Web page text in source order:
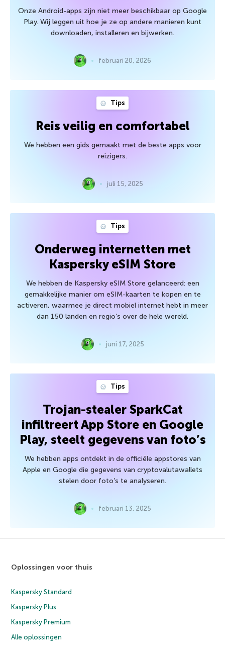
Onze Android-apps zijn niet meer beschikbaar op Google
Play. Wij leggen uit hoe je ze op andere manieren kunt
downloaden, installeren en bijwerken.
februari 20, 2026
Tips
Reis veilig en comfortabel
We hebben een gids gemaakt met de beste apps voor
reizigers.
juli 15, 2025
Tips
Onderweg internetten met
Kaspersky eSIM Store
We hebben de Kaspersky eSIM Store gelanceerd: een
gemakkelijke manier om eSIM-kaarten te kopen en te
activeren, waarmee je direct mobiel internet hebt in meer
dan 150 landen en regio’s over de hele wereld.
juni 17, 2025
Tips
Trojan-stealer SparkCat
infiltreert App Store en Google
Play, steelt gegevens van foto’s
We hebben apps ontdekt in de officiële appstores van
Apple en Google die gegevens van cryptovalutawallets
stelen door foto’s te analyseren.
februari 13, 2025
Oplossingen voor thuis
Kaspersky Standard
Kaspersky Plus
Kaspersky Premium
Alle oplossingen